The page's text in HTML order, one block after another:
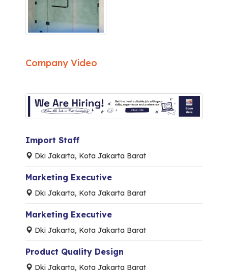
Company Video
Import Staff
Dki Jakarta, Kota Jakarta Barat
Marketing Executive
Dki Jakarta, Kota Jakarta Barat
Marketing Executive
Dki Jakarta, Kota Jakarta Barat
Product Quality Design
Dki Jakarta, Kota Jakarta Barat